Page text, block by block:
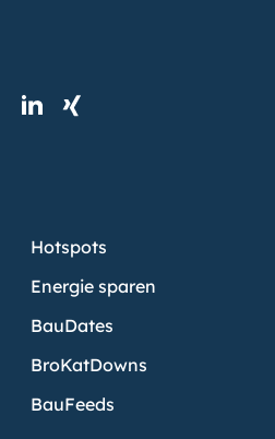
Hotspots
Energie sparen
BauDates
BroKatDowns
BauFeeds